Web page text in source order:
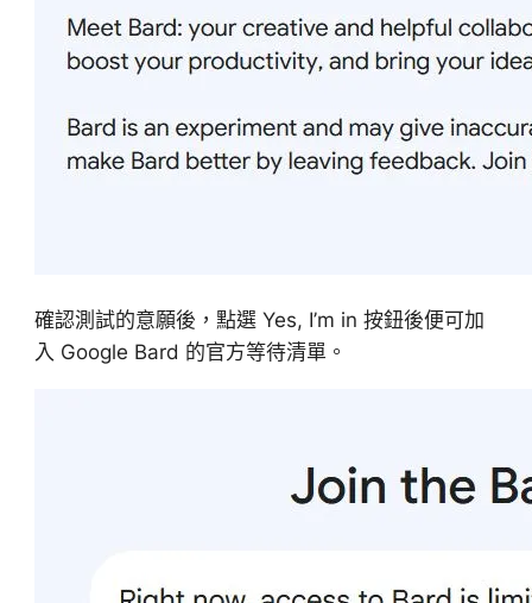
確認測試的意願後，點選 Yes, I’m in 按鈕後便可加
入 Google Bard 的官方等待清單。